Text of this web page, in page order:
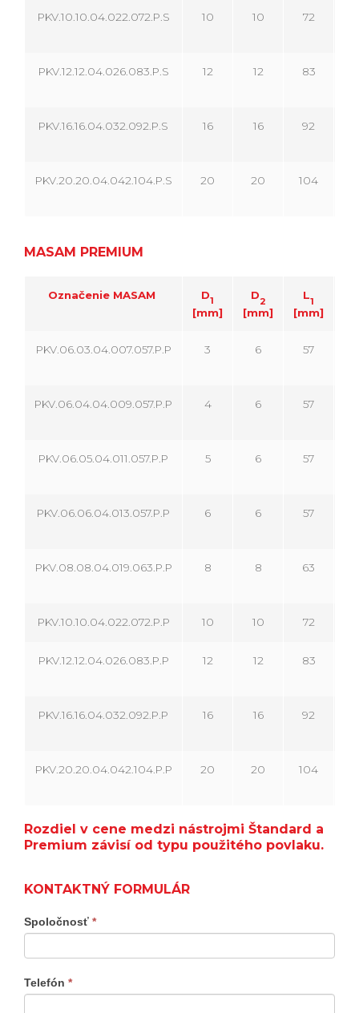
PKV.10.10.04.022.072.P.S 10 10 72
PKV.12.12.04.026.083.P.S 12 12 83
PKV.16.16.04.032.092.P.S 16 16 92
PKV.20.20.04.042.104.P.S 20 20 104
MASAM PREMIUM
Označenie MASAM D1
[mm]
D2
[mm]
L1
[mm]
PKV.06.03.04.007.057.P.P 3 6 57
PKV.06.04.04.009.057.P.P 4 6 57
PKV.06.05.04.011.057.P.P 5 6 57
PKV.06.06.04.013.057.P.P 6 6 57
PKV.08.08.04.019.063.P.P 8 8 63
PKV.10.10.04.022.072.P.P 10 10 72
PKV.12.12.04.026.083.P.P 12 12 83
PKV.16.16.04.032.092.P.P 16 16 92
PKV.20.20.04.042.104.P.P 20 20 104
Rozdiel v cene medzi nástrojmi Štandard a
Premium závisí od typu použitého povlaku.
KONTAKTNÝ FORMULÁR
Kontaktný
formulár
produkty
Spoločnosť *
Telefón *